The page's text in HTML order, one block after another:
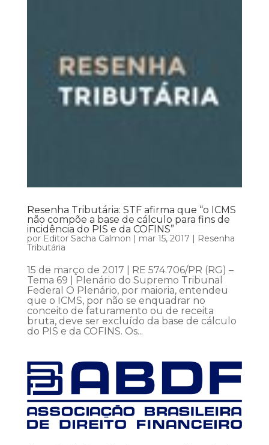
Resenha Tributária: STF afirma que “o ICMS
não compõe a base de cálculo para fins de
incidência do PIS e da COFINS”
por Editor Sacha Calmon | mar 15, 2017 | Resenha
Tributária
15 de março de 2017 | RE 574.706/PR (RG) –
Tema 69 | Plenário do Supremo Tribunal
Federal O Plenário, por maioria, entendeu
que o ICMS, por não se enquadrar no
conceito de faturamento ou de receita
bruta, deve ser excluído da base de cálculo
do PIS e da COFINS. Os...